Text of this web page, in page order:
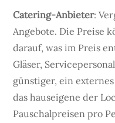
Catering-Anbieter:
Angebote. Die Preise
darauf, was im Preis
Gläser,
günstiger, ein
das hauseigene der
Pauschalpreisen pro